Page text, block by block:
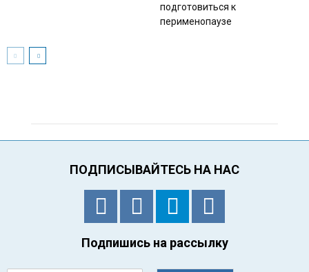
подготовиться к
перименопаузе
ПОДПИСЫВАЙТЕСЬ НА НАС
Подпишись на рассылку